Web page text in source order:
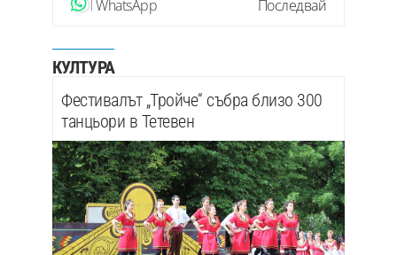
WhatsApp Последвай
КУЛТУРА
Фестивалът „Тройче“ събра близо 300
танцьори в Тетевен